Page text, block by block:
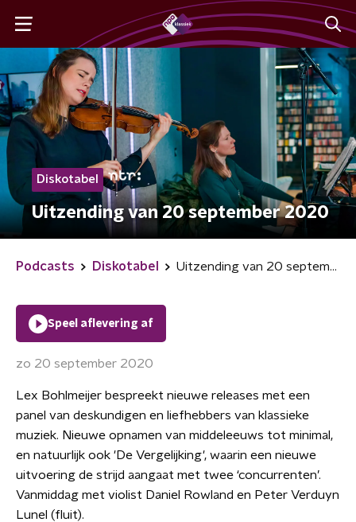
Diskotabel
Uitzending van 20 september 2020
Podcasts Diskotabel Uitzending van 20 september 2020
Speel aflevering af
zo 20 september 2020
Lex Bohlmeijer bespreekt nieuwe releases met een
panel van deskundigen en liefhebbers van klassieke
muziek. Nieuwe opnamen van middeleeuws tot minimal,
en natuurlijk ook 'De Vergelijking', waarin een nieuwe
uitvoering de strijd aangaat met twee ‘concurrenten’.
Vanmiddag met violist Daniel Rowland en Peter Verduyn
Lunel (fluit).